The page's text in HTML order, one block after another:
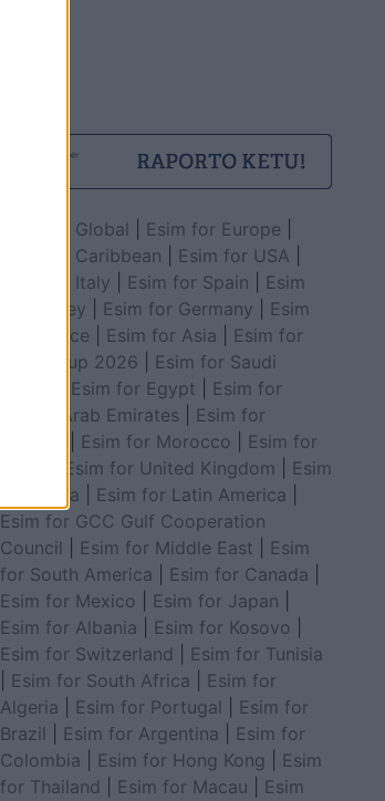
Esim for Global Esim for Europe
Esim for Caribbean
Esim for USA
Esim for Italy
Esim for Spain
Esim
for Turkey
Esim for Germany
Esim
for Greece
Esim for Asia
Esim for
World Cup 2026
Esim for Saudi
Esim for Egypt
Esim for
United Arab Emirates
Esim for
Esim for Morocco
Esim for
Esim for United Kingdom
Esim
for Africa
Esim for Latin America
Esim for GCC Gulf Cooperation
Council
Esim for Middle East
Esim
for South America
Esim for Canada
Esim for Mexico
Esim for Japan
Esim for Albania
Esim for Kosovo
Esim for Switzerland
Esim for Tunisia
Esim for South Africa
Esim for
Algeria
Esim for Portugal
Esim for
Brazil
Esim for Argentina
Esim for
Colombia
Esim for Hong Kong
Esim
for Thailand
Esim for Macau
Esim